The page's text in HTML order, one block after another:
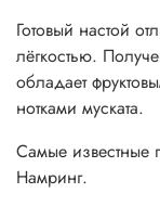
Готовый настой
лёгкостью.
обладает
нотками муската.
Самые известные
Намринг.